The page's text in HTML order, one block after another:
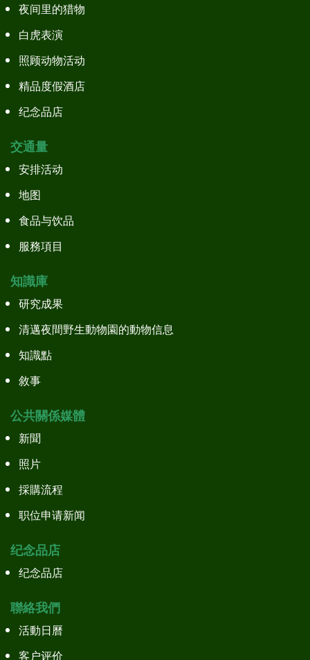
夜间里的猎物
白虎表演
照顾动物活动
精品度假酒店
纪念品店
交通量
安排活动
地图
食品与饮品
服務項目
知識庫
研究成果
清邁夜間野生動物園的動物信息
知識點
敘事
公共關係媒體
新聞
照片
採購流程
职位申请新闻
纪念品店
纪念品店
聯絡我們
活動日曆